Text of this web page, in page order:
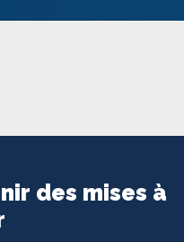
des mises à